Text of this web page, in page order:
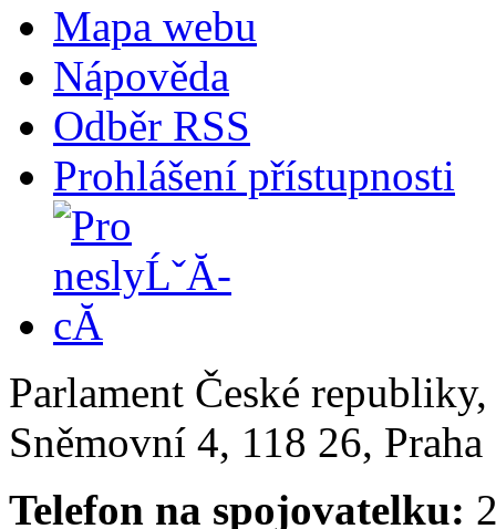
Mapa webu
Nápověda
Odběr RSS
Prohlášení přístupnosti
Parlament České
Sněmovní 4, 118 26,
Telefon na spojovatelku: